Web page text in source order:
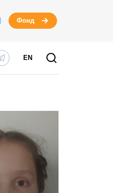
Фонд
EN